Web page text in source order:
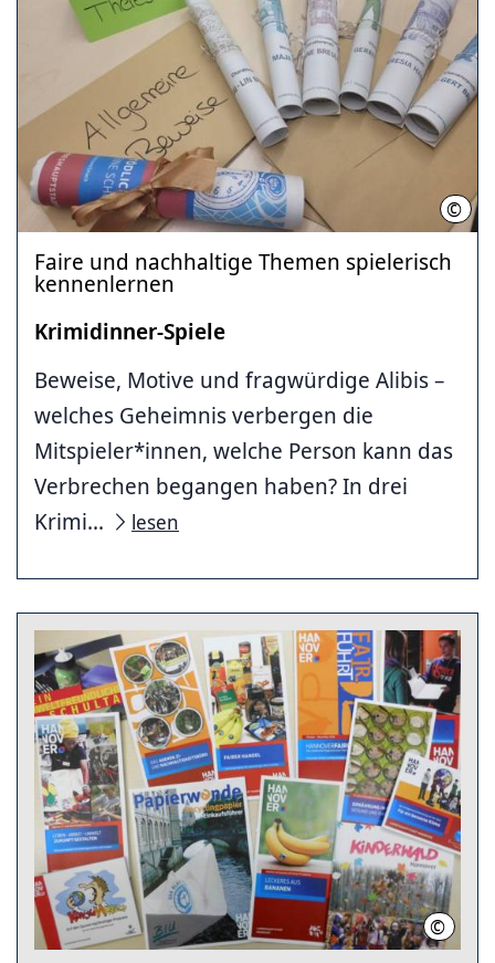
© LHH
Faire und nachhaltige Themen spielerisch
kennenlernen
Krimidinner-Spiele
Beweise, Motive und fragwürdige Alibis –
welches Geheimnis verbergen die
Mitspieler*innen, welche Person kann das
Verbrechen begangen haben? In drei
Krimi...
lesen
© LHH